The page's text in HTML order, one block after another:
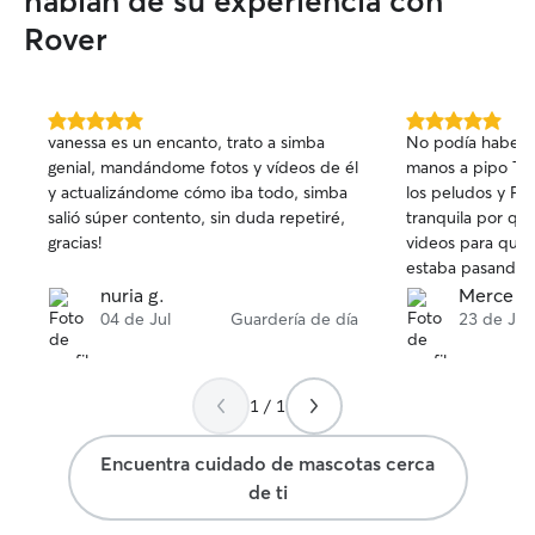
las demás como si fueran de mi familia,
ya que sé que para muchos son muy
además soy muy propensa a hacerles
muchas fotos y vídeos como
corroboración de que están bien y
felices
Rover
5.0
de
5
estrellas
vanessa es un encanto, trato a simba
genial, mandándome fotos y vídeos de él
y actualizándome cómo iba todo, simba
salió súper contento, sin duda repetiré,
gracias!
nuria g.
04 de Jul Guardería de día
5.0
de
5
estrellas
No podía haber
manos a pipo
los peludos y
tranquila por
videos para que
estaba pasando
Merce
23 de Jun
1 / 1
Encuentra cuidado de mascotas cerca
de ti